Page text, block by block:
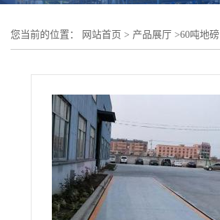
您当前的位置： 网站首页 > 产品展厅 >60吨地磅